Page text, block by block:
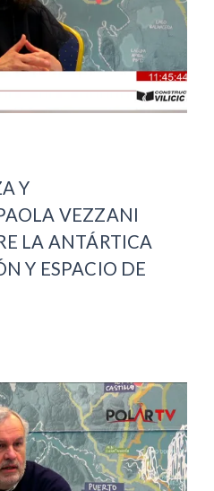
Y
VEZZANI
LA ANTÁRTICA
Y ESPACIO DE